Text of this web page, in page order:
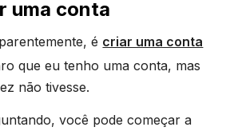
uma conta
é criar uma conta
que eu tenho uma conta, mas
não tivesse.
você pode começar a